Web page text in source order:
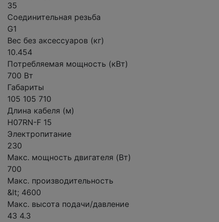
35
Соединительная резьба
G1
Вес без аксессуаров (кг)
10.454
Потребляемая мощность (кВт)
700 Вт
Габариты
105 105 710
Длина кабеля (м)
H07RN-F 15
Электропитание
230
Макс. мощность двигателя (Вт)
700
Макс. производительность
&lt; 4600
Макс. высота подачи/давление
43 4.3